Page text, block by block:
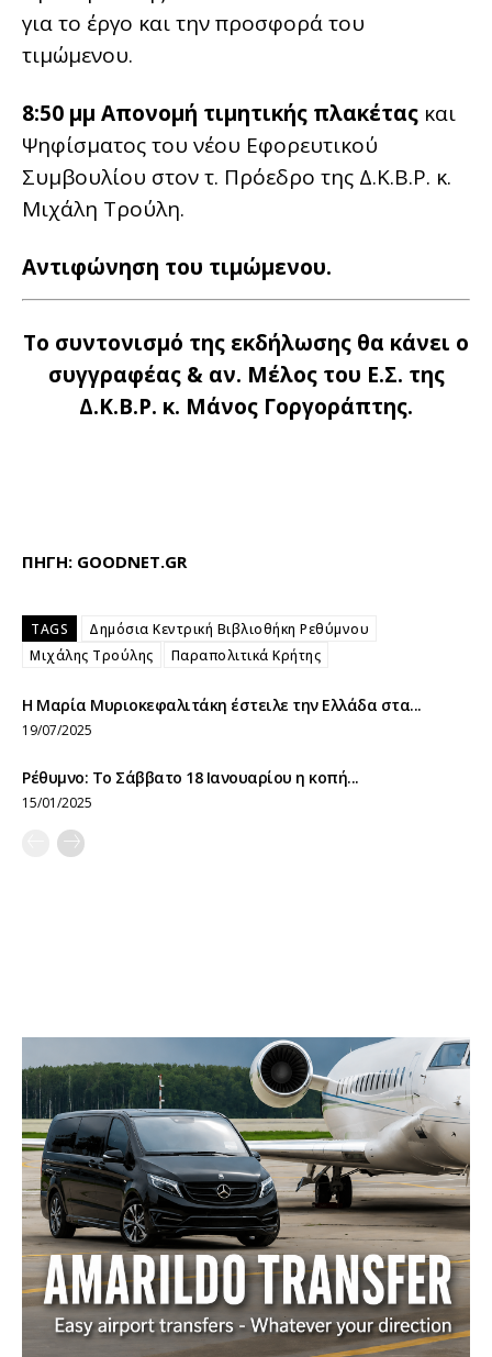
για το έργο και την προσφορά του
τιμώμενου.
8:50 μμ Απονομή τιμητικής πλακέτας και
Ψηφίσματος του νέου Εφορευτικού
Συμβουλίου στον τ. Πρόεδρο της Δ.Κ.Β.Ρ. κ.
Μιχάλη Τρούλη.
Αντιφώνηση του τιμώμενου.
Το συντονισμό της εκδήλωσης θα κάνει ο
συγγραφέας & αν. Μέλος του Ε.Σ. της
Δ.Κ.Β.Ρ. κ. Μάνος Γοργοράπτης.
ΠΗΓΗ: GOODNET.GR
TAGS
Δημόσια Κεντρική Βιβλιοθήκη Ρεθύμνου
Μιχάλης Τρούλης
Παραπολιτικά Κρήτης
Η Μαρία Μυριοκεφαλιτάκη έστειλε την Ελλάδα στα...
19/07/2025
Ρέθυμνο: Το Σάββατο 18 Ιανουαρίου η κοπή...
15/01/2025